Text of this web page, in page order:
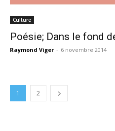
Culture
Poésie; Dans le fond
Raymond Viger - 6 novembre 2014
1 2